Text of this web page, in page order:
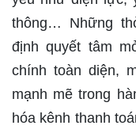
thông… Những
định quyết tâm
chính toàn diện,
mạnh mẽ trong
hóa kênh thanh